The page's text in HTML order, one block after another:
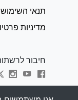
תנאי השימוש
מדיניות
חיבור